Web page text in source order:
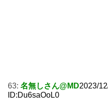
63: 名無しさん@MD2023/
ID:Du6saOoL0